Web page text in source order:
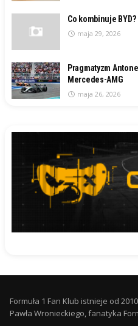
Co kombinuje BYD?
maja 29, 2026
Pragmatyzm
Mercedes-AMG
maja 26, 2026
Formuła 1 Fan Klub istnieje od
Pawła Wronieckiego, fanatyka